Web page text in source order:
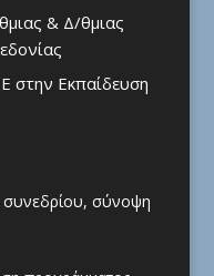
& Δ/θμιας
στην Εκπαίδευση
σύνοψη